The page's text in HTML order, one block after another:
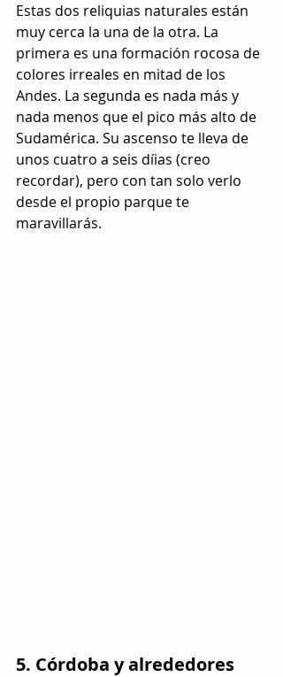
Estas dos reliquias naturales están
muy cerca la una de la otra. La
primera es una formación rocosa de
colores irreales en mitad de los
Andes. La segunda es nada más y
nada menos que el pico más alto de
Sudamérica. Su ascenso te lleva de
unos cuatro a seis díias (creo
recordar), pero con tan solo verlo
desde el propio parque te
maravillarás.
5. Córdoba y alrededores